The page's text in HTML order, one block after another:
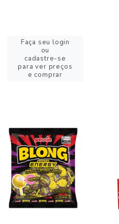
Faça seu login
ou
cadastre-se
para ver preços
e comprar